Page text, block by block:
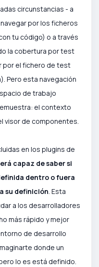
circunstancias - a
por los ficheros
tu código) o a través
la cobertura por test
por el fichero de test
Pero esta navegación
de trabajo
el contexto
visor de componentes.
en los plugins de
capaz de saber si
dentro o fuera
su definición. Esta
a los desarrolladores
más rápido y mejor
de desarrollo
donde un
lo es está definido.